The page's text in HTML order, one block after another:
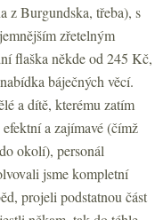
z Burgundska, třeba), s
zřetelným
flaška někde od 245 Kč,
báječných věcí.
a dítě, kterému zatím
a zajímavé (čímž
okolí), personál
jsme kompletní
projeli podstatnou část